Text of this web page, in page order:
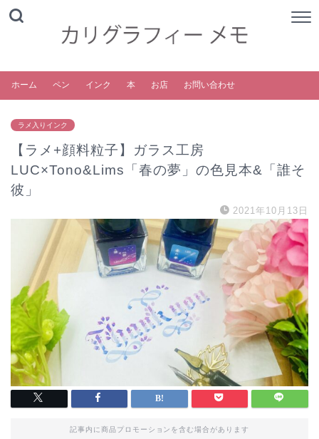
ホーム ペン インク 本 お店 お問い合わせ
ラメ入りインク
【ラメ+顔料粒子】ガラス工房
LUC×Tono&Lims「春の夢」の色見本&「誰そ
彼」
2021年10月13日
記事内に商品プロモーションを含む場合があります